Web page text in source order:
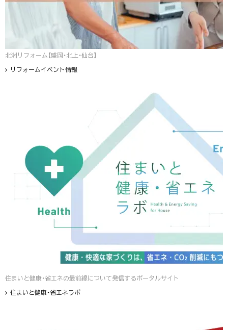
北洲リフォーム【盛岡・北上・仙台】
リフォームイベント情報
住まいと健康・省エネの最前線について発信するポータルサイト
住まいと健康・省エネラボ